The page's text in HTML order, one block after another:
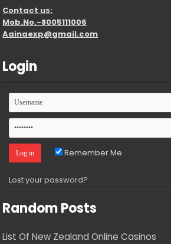
Contact us:
Mob.No.-8005111006
Aainaexp@gmail.com
Login
Remember Me
Lost your password?
Random Posts
List Of New Zealand Online Casinos